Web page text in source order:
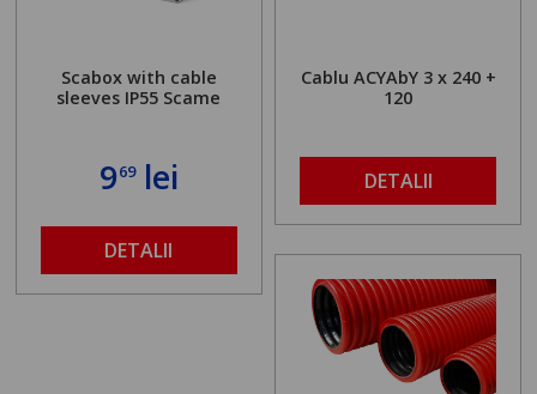
Scabox with cable
sleeves IP55 Scame
969lei
DETALII
Cablu ACYAbY 3 x 240 +
120
DETALII